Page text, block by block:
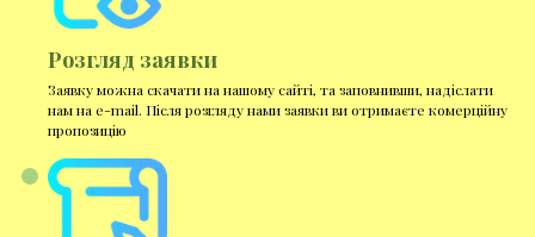
Розгляд заявки
Заявку можна скачати на нашому сайті, та заповнивши, надіслати
нам на e-mail. Після розгляду нами заявки ви отримаєте комерційну
пропозицію